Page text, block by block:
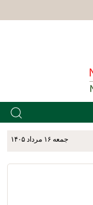
جمعه ۱۶ مرداد ۱۴۰۵